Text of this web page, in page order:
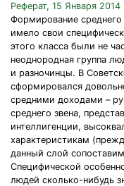
Реферат, 15 Января 2014
Формирование
имело свои
этого класса были не
неоднородная группа
и разночинцы. В
сформировался
средними доходами –
среднего звена,
интеллигенции,
характеристикам
данный слой
Специфической
людей сколько-нибудь